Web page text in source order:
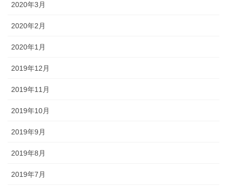
2020年3月
2020年2月
2020年1月
2019年12月
2019年11月
2019年10月
2019年9月
2019年8月
2019年7月